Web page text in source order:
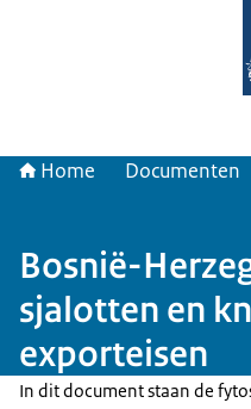
Home Documenten
Bosnië-
sjalotten en
exporteisen
In dit document staan de